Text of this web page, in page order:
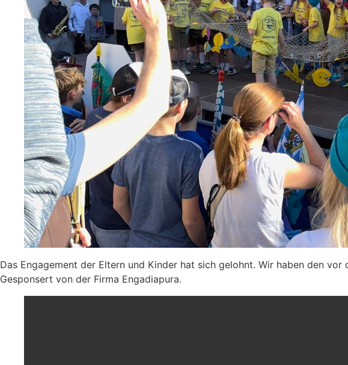
Das Engagement der Eltern und Kinder hat sich gelohnt. Wir haben den
Gesponsert von der Firma Engadiapura.